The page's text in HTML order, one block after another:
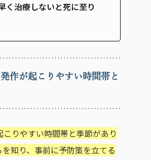
く治療しないと死に至り
作が起こりやすい時間帯と
りやすい時間帯と季節があり
を知り、事前に予防策を立てる